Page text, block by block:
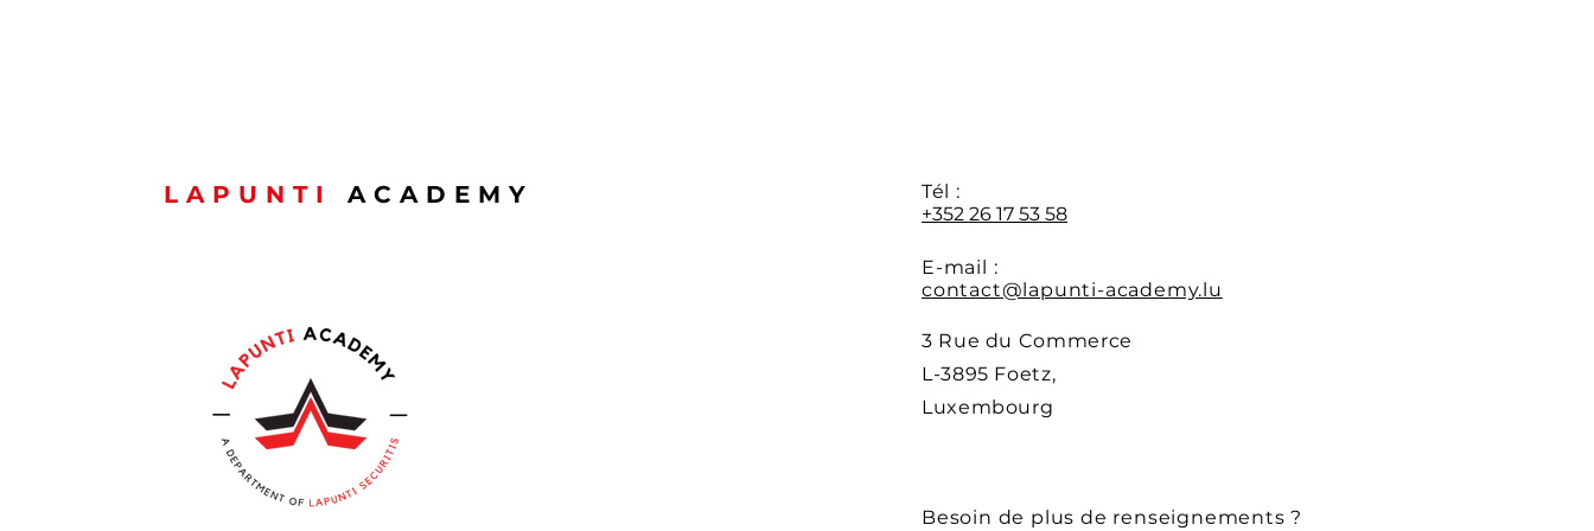
LAPUNTI ACADEMY
Tél :
+352 26 17 53 58
E-mail :
contact@lapunti-academy.lu
3 Rue du Commerce
L-3895 Foetz,
Luxembourg
Besoin de plus de renseignements ?